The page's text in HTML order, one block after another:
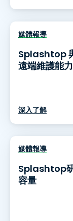
媒體報導
Splashtop
遠端維護能力
深入了解
媒體報導
Splashtop
容量